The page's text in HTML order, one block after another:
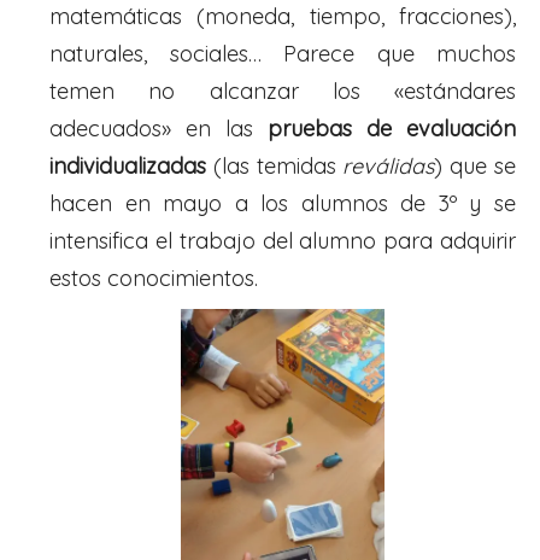
matemáticas (moneda, tiempo, fracciones),
naturales, sociales… Parece que muchos
temen no alcanzar los «estándares
adecuados» en las pruebas de evaluación
individualizadas (las temidas reválidas) que se
hacen en mayo a los alumnos de 3º y se
intensifica el trabajo del alumno para adquirir
estos conocimientos.